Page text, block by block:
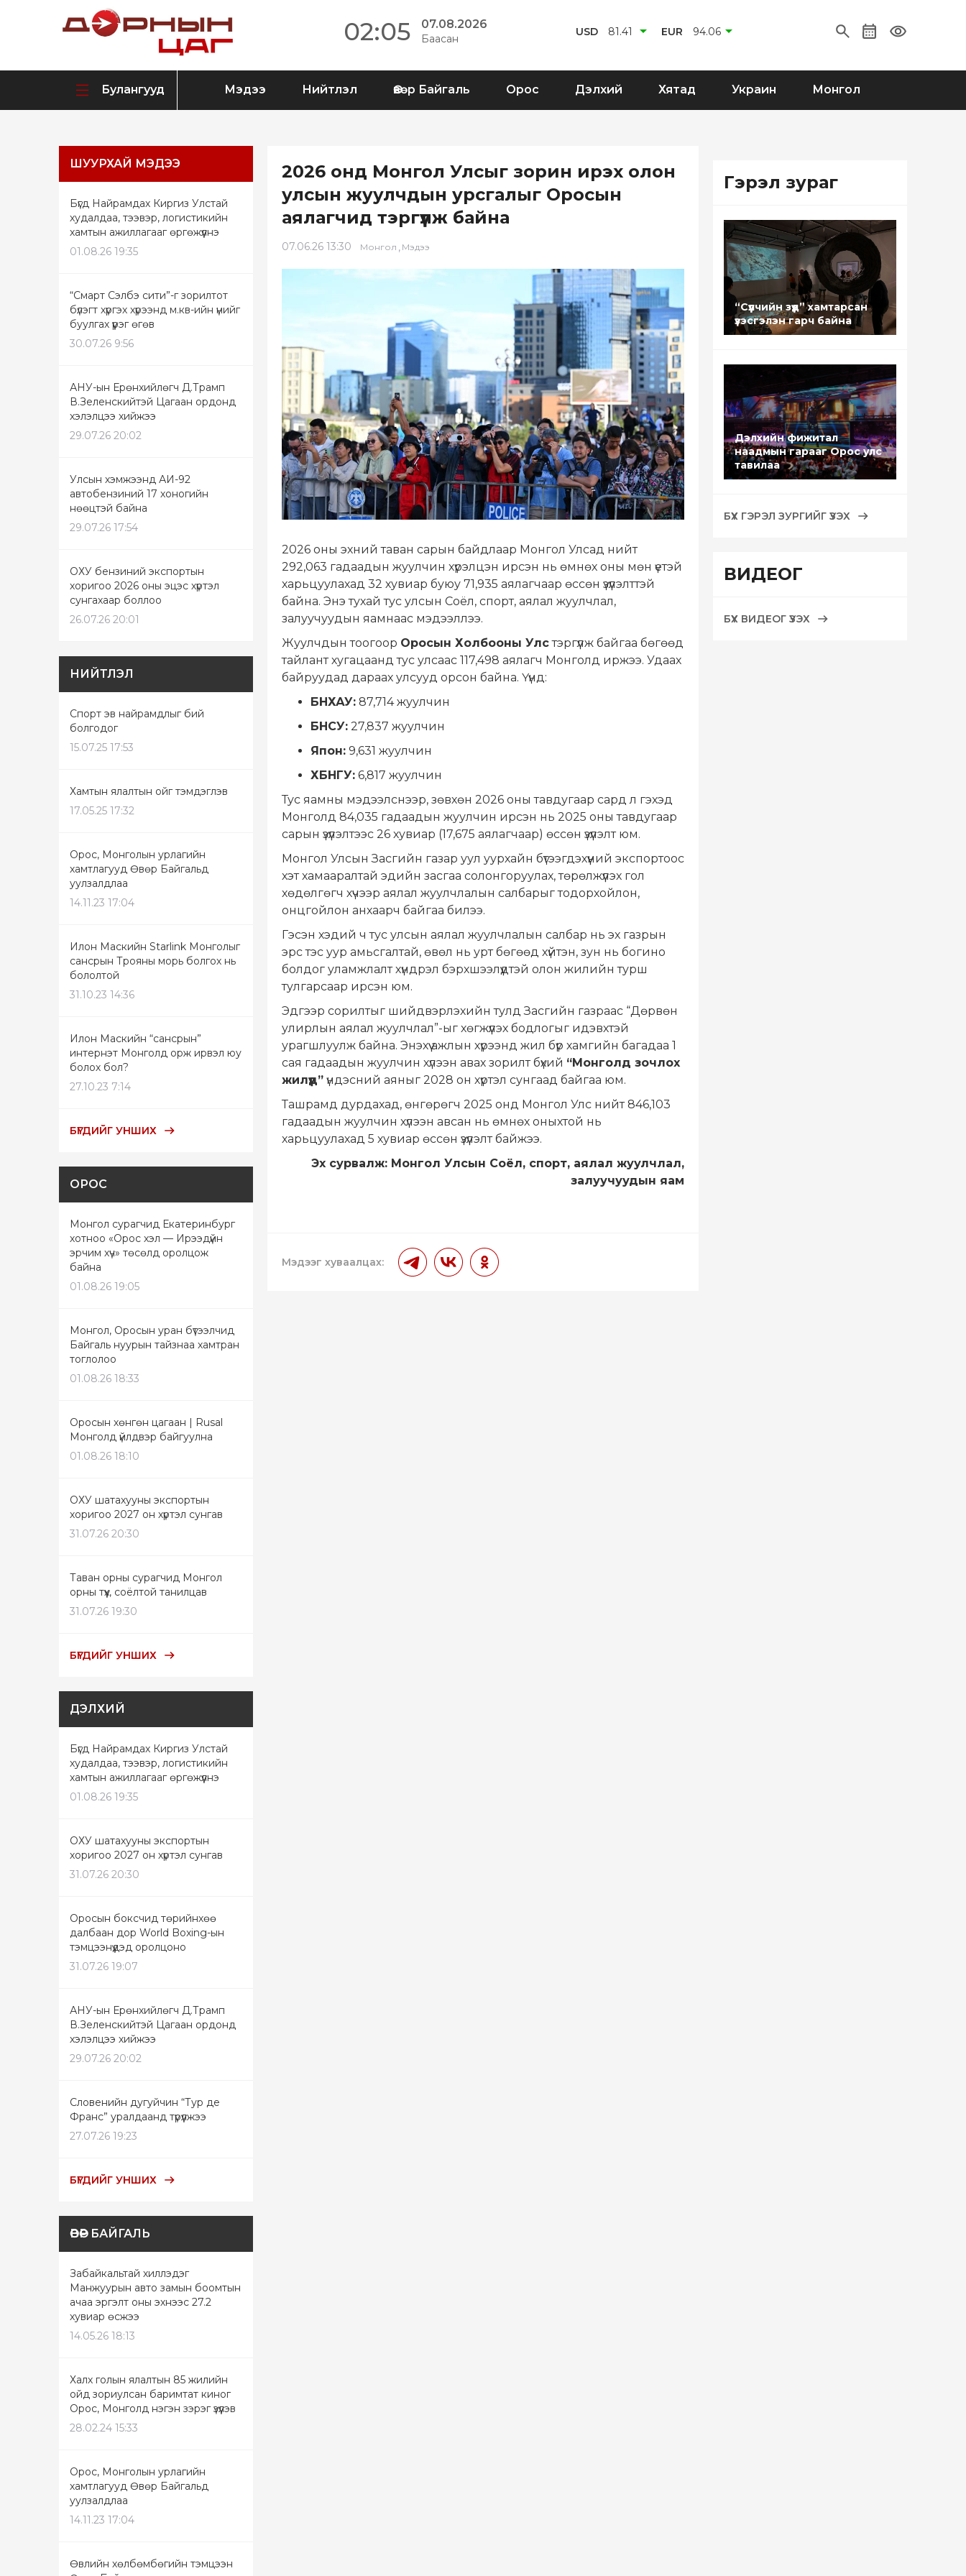
02:05 07.08.2026
Баасан
USD 81.41 EUR 94.06
Булангууд Мэдээ Нийтлэл Өвөр Байгаль Орос Дэлхий Хятад Украин Монгол
ШУУРХАЙ МЭДЭЭ
Бүгд Найрамдах Киргиз Улстай
худалдаа, тээвэр, логистикийн
хамтын ажиллагааг өргөжүүлнэ
01.08.26 19:35
“Смарт Сэлбэ сити”-г зорилтот
бүлэгт хүргэх хүрээнд м.кв-ийн үнийг
буулгах үүрэг өгөв
30.07.26 9:56
АНУ-ын Ерөнхийлөгч Д.Трамп
В.Зеленскийтэй Цагаан ордонд
хэлэлцээ хийжээ
29.07.26 20:02
Улсын хэмжээнд АИ-92
автобензиний 17 хоногийн
нөөцтэй байна
29.07.26 17:54
ОХУ бензиний экспортын
хоригоо 2026 оны эцэс хүртэл
сунгахаар боллоо
26.07.26 20:01
НИЙТЛЭЛ
Спорт эв найрамдлыг бий
болгодог
15.07.25 17:53
Хамтын ялалтын ойг тэмдэглэв
17.05.25 17:32
Орос, Монголын урлагийн
хамтлагууд Өвөр Байгальд
уулзалдлаа
14.11.23 17:04
Илон Маскийн Starlink Монголыг
сансрын Трояны морь болгох нь
бололтой
31.10.23 14:36
Илон Маскийн “сансрын”
интернэт Монголд орж ирвэл юу
болох бол?
27.10.23 7:14
БҮГДИЙГ УНШИХ
ОРОС
Монгол сурагчид Екатеринбург
хотноо «Орос хэл — Ирээдүйн
эрчим хүч» төсөлд оролцож
байна
01.08.26 19:05
Монгол, Оросын уран бүтээлчид
Байгаль нуурын тайзнаа хамтран
тоглолоо
01.08.26 18:33
Оросын хөнгөн цагаан | Rusal
Монголд үйлдвэр байгуулна
01.08.26 18:10
ОХУ шатахууны экспортын
хоригоо 2027 он хүртэл сунгав
31.07.26 20:30
Таван орны сурагчид Монгол
орны түүх, соёлтой танилцав
31.07.26 19:30
БҮГДИЙГ УНШИХ
ДЭЛХИЙ
Бүгд Найрамдах Киргиз Улстай
худалдаа, тээвэр, логистикийн
хамтын ажиллагааг өргөжүүлнэ
01.08.26 19:35
ОХУ шатахууны экспортын
хоригоо 2027 он хүртэл сунгав
31.07.26 20:30
Оросын боксчид төрийнхөө
далбаан дор World Boxing-ын
тэмцээнүүдэд оролцоно
31.07.26 19:07
АНУ-ын Ерөнхийлөгч Д.Трамп
В.Зеленскийтэй Цагаан ордонд
хэлэлцээ хийжээ
29.07.26 20:02
Словенийн дугуйчин “Тур де
Франс” уралдаанд түрүүлжээ
27.07.26 19:23
БҮГДИЙГ УНШИХ
ӨВӨР БАЙГАЛЬ
Забайкальтай хиллэдэг
Манжуурын авто замын боомтын
ачаа эргэлт оны эхнээс 27.2
хувиар өсжээ
14.05.26 18:13
Халх голын ялалтын 85 жилийн
ойд зориулсан баримтат киног
Орос, Монголд нэгэн зэрэг үзүүлэв
28.02.24 15:33
Орос, Монголын урлагийн
хамтлагууд Өвөр Байгальд
уулзалдлаа
14.11.23 17:04
Өвлийн хөлбөмбөгийн тэмцээн
2026 онд Монгол Улсыг зорин ирэх олон
улсын жуулчдын урсгалыг Оросын
аялагчид тэргүүлж байна
07.06.26 13:30 Монгол , Мэдээ
2026 оны эхний таван сарын байдлаар Монгол Улсад нийт
292,063 гадаадын жуулчин хүрэлцэн ирсэн нь өмнөх оны мөн үетэй
харьцуулахад 32 хувиар буюу 71,935 аялагчаар өссөн үзүүлэлттэй
байна. Энэ тухай тус улсын Соёл, спорт, аялал жуулчлал,
залуучуудын яамнаас мэдээллээ.
Жуулчдын тоогоор Оросын Холбооны Улстэргүүлж байгаа бөгөөд
тайлант хугацаанд тус улсаас 117,498 аялагч Монголд иржээ. Удаах
байруудад дараах улсууд орсон байна. Үүнд:
БНХАУ: 87,714 жуулчин
БНСУ: 27,837 жуулчин
Япон: 9,631 жуулчин
ХБНГУ: 6,817 жуулчин
Тус яамны мэдээлснээр, зөвхөн 2026 оны тавдугаар сард л гэхэд
Монголд 84,035 гадаадын жуулчин ирсэн нь 2025 оны тавдугаар
сарын үзүүлэлтээс 26 хувиар (17,675 аялагчаар) өссөн үзүүлэлт юм.
Монгол Улсын Засгийн газар уул уурхайн бүтээгдэхүүний экспортоос
хэт хамааралтай эдийн засгаа солонгоруулах, төрөлжүүлэх гол
хөдөлгөгч хүчээр аялал жуулчлалын салбарыг тодорхойлон,
онцгойлон анхаарч байгаа билээ.
Гэсэн хэдий ч тус улсын аялал жуулчлалын салбар нь эх газрын
эрс тэс уур амьсгалтай, өвөл нь урт бөгөөд хүйтэн, зун нь богино
болдог уламжлалт хүндрэл бэрхшээлүүдтэй олон жилийн турш
тулгарсаар ирсэн юм.
Эдгээр сорилтыг шийдвэрлэхийн тулд Засгийн газраас “Дөрвөн
улирлын аялал жуулчлал”-ыг хөгжүүлэх бодлогыг идэвхтэй
урагшлуулж байна. Энэхүү ажлын хүрээнд жил бүр хамгийн багадаа 1
сая гадаадын жуулчин хүлээн авах зорилт бүхий “Монголд зочлох
жилүүд” үндэсний аяныг 2028 он хүртэл сунгаад байгаа юм.
Ташрамд дурдахад, өнгөрөгч 2025 онд Монгол Улс нийт 846,103
гадаадын жуулчин хүлээн авсан нь өмнөх оныхтой нь
харьцуулахад 5 хувиар өссөн үзүүлэлт байжээ.
Эх сурвалж: Монгол Улсын Соёл, спорт, аялал жуулчлал,
залуучуудын яам
Мэдээг хуваалцах:
Гэрэл зураг
“Сүүлчийн зүүд” хамтарсан
үзэсгэлэн гарч байна
Дэлхийн фижитал
наадмын гарааг Орос улс
тавилаа
БҮХ ГЭРЭЛ ЗУРГИЙГ ҮЗЭХ
ВИДЕОГ
БҮХ ВИДЕОГ ҮЗЭХ